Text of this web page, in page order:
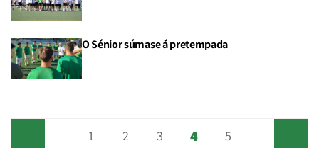
O Sénior súmase á pretempada
1 2 3 4 5